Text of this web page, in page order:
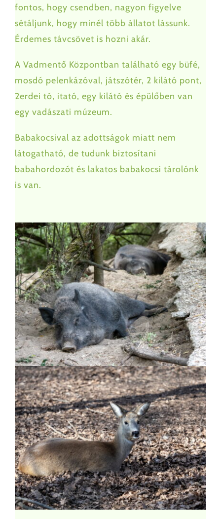
fontos, hogy csendben, nagyon figyelve
sétáljunk, hogy minél több állatot lássunk.
Érdemes távcsövet is hozni akár.
A Vadmentő Központban található egy büfé,
mosdó pelenkázóval, játszótér, 2 kilátó pont,
2erdei tó, itató, egy kilátó és épülőben van
egy vadászati múzeum.
Babakocsival az adottságok miatt nem
látogatható, de tudunk biztosítani
babahordozót és lakatos babakocsi tárolónk
is van.